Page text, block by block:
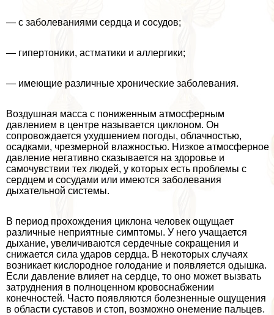
— с заболеваниями сердца и сосудов;
— гипертоники, астматики и аллергики;
— имеющие различные хронические заболевания.
Воздушная масса с пониженным атмосферным
давлением в центре называется циклоном. Он
сопровождается ухудшением погоды, облачностью,
осадками, чрезмерной влажностью. Низкое атмосферное
давление негативно сказывается на здоровье и
самочувствии тех людей, у которых есть проблемы с
сердцем и сосудами или имеются заболевания
дыхательной системы.
В период прохождения циклона человек ощущает
различные неприятные симптомы. У него учащается
дыхание, увеличиваются сердечные сокращения и
снижается сила ударов сердца. В некоторых случаях
возникает кислородное голодание и появляется одышка.
Если давление влияет на сердце, то оно может вызвать
затруднения в полноценном кровоснабжении
конечностей. Часто появляются болезненные ощущения
в области суставов и стоп, возможно онемение пальцев.